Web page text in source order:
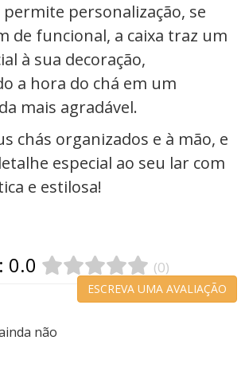
personalização, se
de funcional, a caixa traz um
à sua decoração,
a hora do chá em um
mais agradável.
chás organizados e à mão, e
especial ao seu lar com
e estilosa!
: 0.0 (0)
ESCREVA UMA AVALIAÇÃO
não